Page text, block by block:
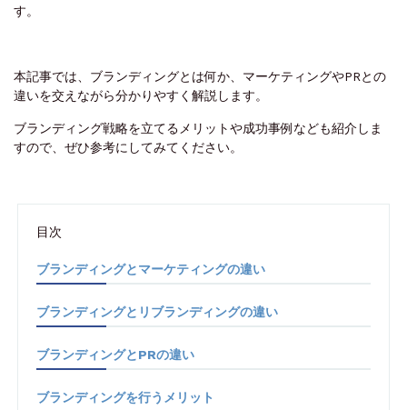
す。
本記事では、ブランディングとは何か、マーケティングやPRとの
違いを交えながら分かりやすく解説します。
ブランディング戦略を立てるメリットや成功事例なども紹介しま
すので、ぜひ参考にしてみてください。
目次
ブランディングとマーケティングの違い
ブランディングとリブランディングの違い
ブランディングとPRの違い
ブランディングを行うメリット